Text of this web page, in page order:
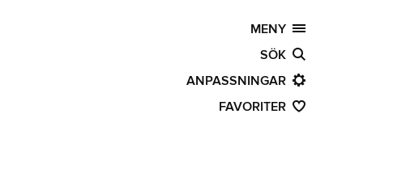
MENY
SÖK
ANPASSNINGAR
FAVORITER